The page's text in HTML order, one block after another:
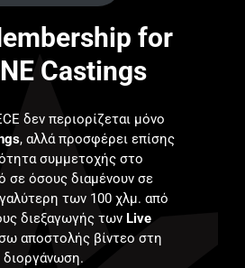
for
Castings
δεν περιορίζεται μόνο
, αλλά προσφέρει επίσης
συμμετοχής στο
σε όσους διαμένουν σε
των 100 χλμ. από
διεξαγωγής των Live
αποστολής βίντεο στη
διοργάνωση.